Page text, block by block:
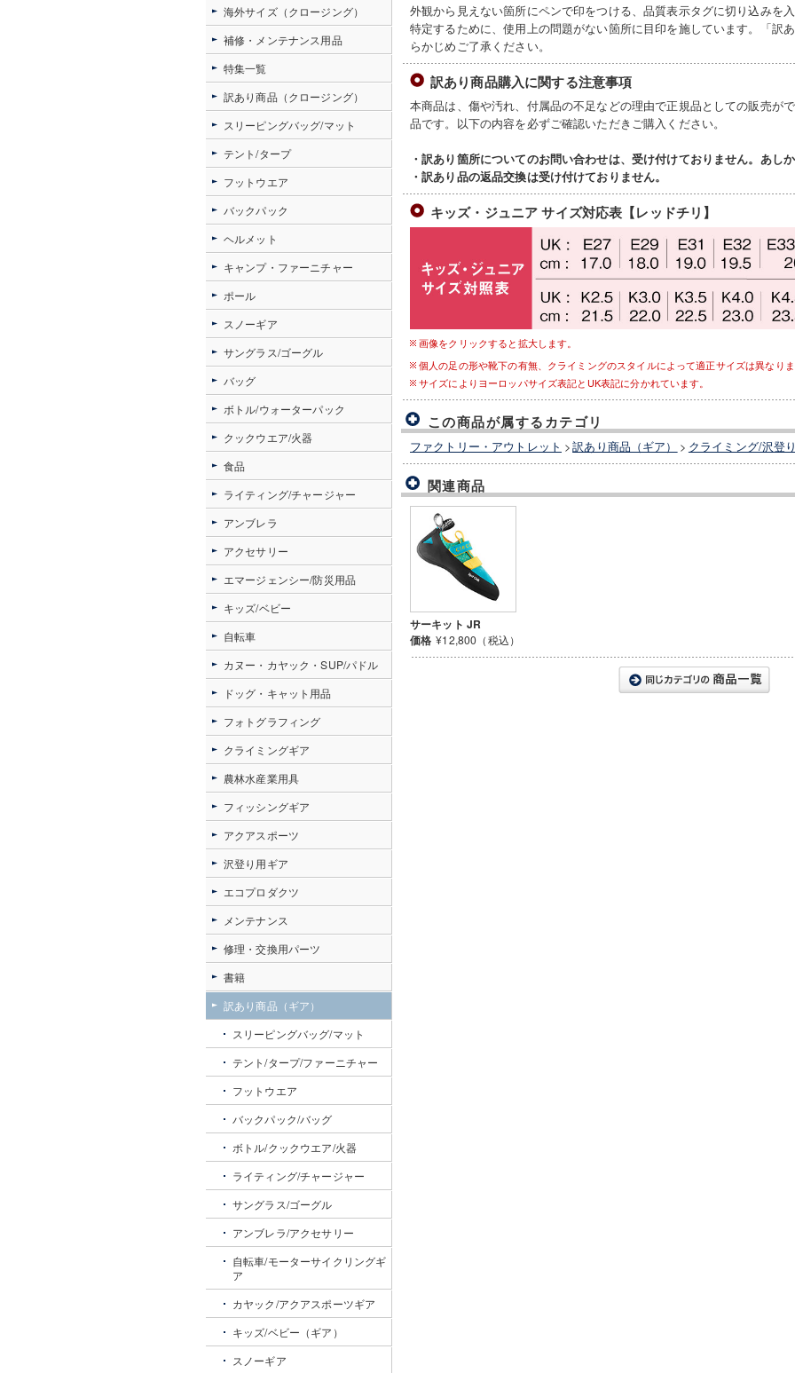
外観から見えない箇所にペンで印をつける、品質表示タグに切り込みを
特定するために、使用上の問題がない箇所に目印を施しています。「訳
らかじめご了承ください。
訳あり商品購入に関する注意事項
本商品は、傷や汚れ、付属品の不足などの理由で正規品としての販売が
品です。以下の内容を必ずご確認いただきご購入ください。
・訳あり箇所についてのお問い合わせは、受け付けておりません。あし
・訳あり品の返品交換は受け付けておりません。
キッズ・ジュニア サイズ対応表【レッドチリ】
画像をクリックすると拡大します。
個人の足の形や靴下の有無、クライミングのスタイルによって適正サイズは異なり
サイズによりヨーロッパサイズ表記とUK表記に分かれています。
この商品が属するカテゴリ
ファクトリー・アウトレット >訳あり商品（ギア） > クライミング/沢登
関連商品
サーキット JR
価格 ¥12,800（税込）
海外サイズ（クロージング）
補修・メンテナンス用品
特集一覧
訳あり商品（クロージング）
スリーピングバッグ/マット
テント/タープ
フットウエア
バックパック
ヘルメット
キャンプ・ファーニチャー
ポール
スノーギア
サングラス/ゴーグル
バッグ
ボトル/ウォーターパック
クックウエア/火器
食品
ライティング/チャージャー
アンブレラ
アクセサリー
エマージェンシー/防災用品
キッズ/ベビー
自転車
カヌー・カヤック・SUP/パドル
ドッグ・キャット用品
フォトグラフィング
クライミングギア
農林水産業用具
フィッシングギア
アクアスポーツ
沢登り用ギア
エコプロダクツ
メンテナンス
修理・交換用パーツ
書籍
訳あり商品（ギア）
スリーピングバッグ/マット
テント/タープ/ファーニチャー
フットウエア
バックパック/バッグ
ボトル/クックウエア/火器
ライティング/チャージャー
サングラス/ゴーグル
アンブレラ/アクセサリー
自転車/モーターサイクリングギ
ア
カヤック/アクアスポーツギア
キッズ/ベビー（ギア）
スノーギア